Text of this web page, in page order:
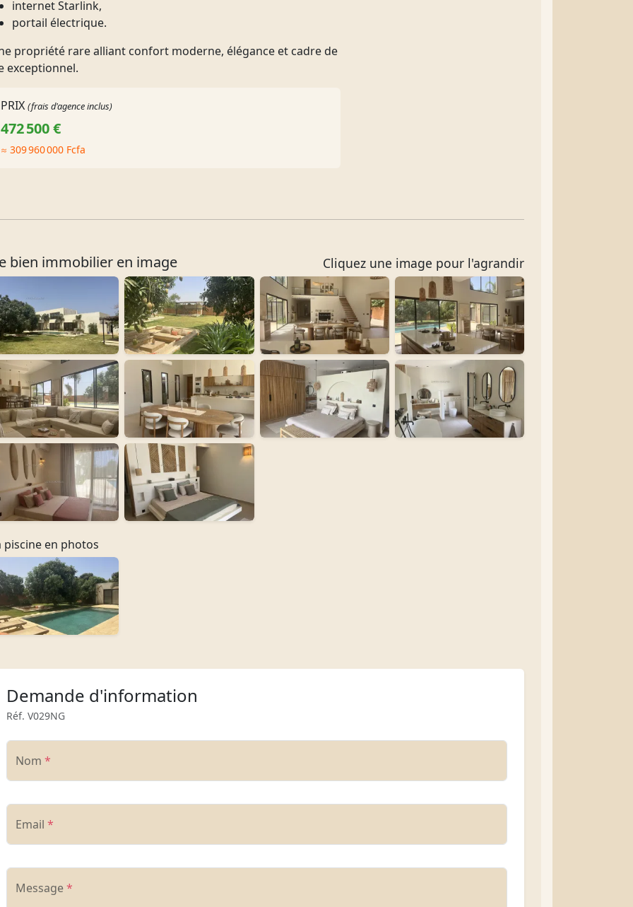
internet Starlink,
portail électrique.
propriété rare alliant confort moderne, élégance et cadre de
exceptionnel.
PRIX (frais d'agence inclus)
472 500 €
≈ 309 960 000 Fcfa
bien immobilier en image Cliquez une image pour l'agrandir
piscine en photos
Demande d'information
Réf. V029NG
Nom *
Email *
Message*